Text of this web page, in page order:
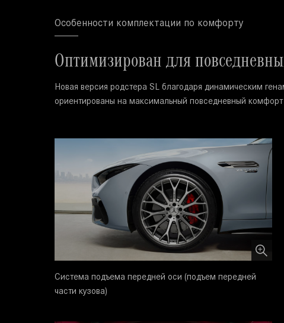
Особенности комплектации по комфорту
Оптимизирован для
Новая версия родстера SL благодаря динамическим
ориентированы на максимальный повседневный
Система подъема передней оси (подъем передней
части кузова)